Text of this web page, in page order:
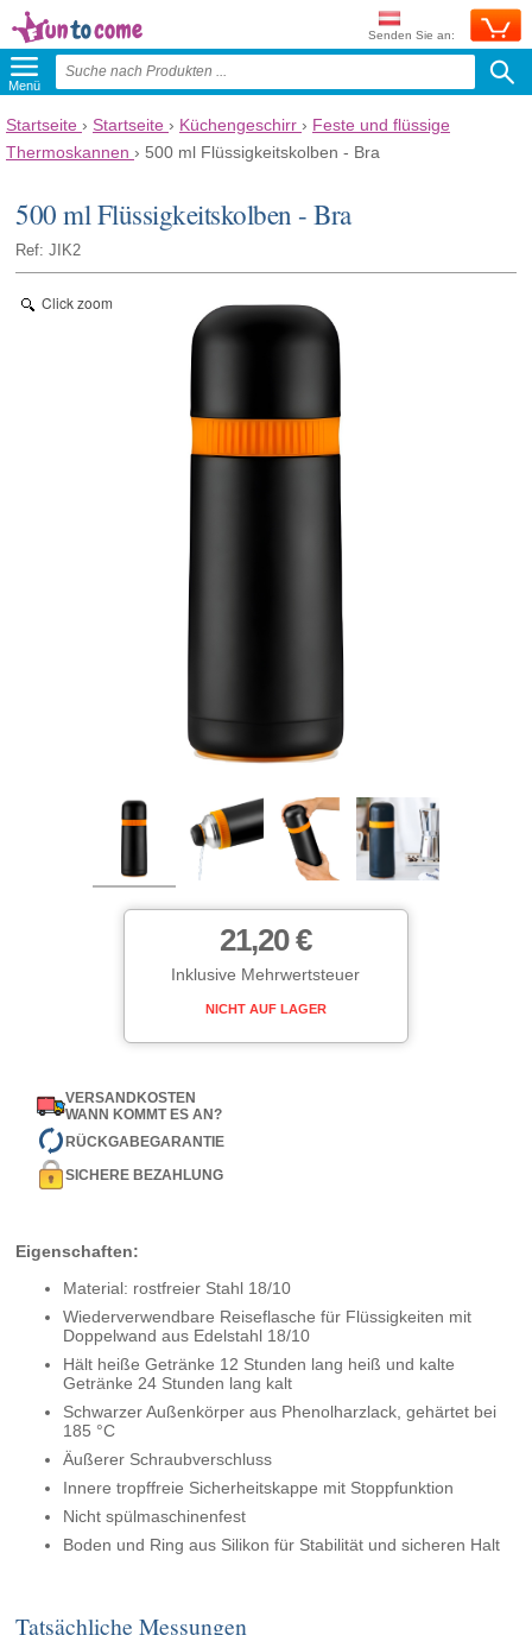
Senden Sie an:
Menü
Startseite › Startseite › Küchengeschirr › Feste und flüssige
Thermoskannen › 500 ml Flüssigkeitskolben - Bra
500 ml Flüssigkeitskolben - Bra
Ref: JIK2
Click zoom
21,20 €
Inklusive Mehrwertsteuer
NICHT AUF LAGER
VERSANDKOSTEN
WANN KOMMT ES AN?
RÜCKGABEGARANTIE
SICHERE BEZAHLUNG
Eigenschaften:
Material: rostfreier Stahl 18/10
Wiederverwendbare Reiseflasche für Flüssigkeiten mit
Doppelwand aus Edelstahl 18/10
Hält heiße Getränke 12 Stunden lang heiß und kalte
Getränke 24 Stunden lang kalt
Schwarzer Außenkörper aus Phenolharzlack, gehärtet bei
185 °C
Äußerer Schraubverschluss
Innere tropffreie Sicherheitskappe mit Stoppfunktion
Nicht spülmaschinenfest
Boden und Ring aus Silikon für Stabilität und sicheren Halt
Tatsächliche Messungen